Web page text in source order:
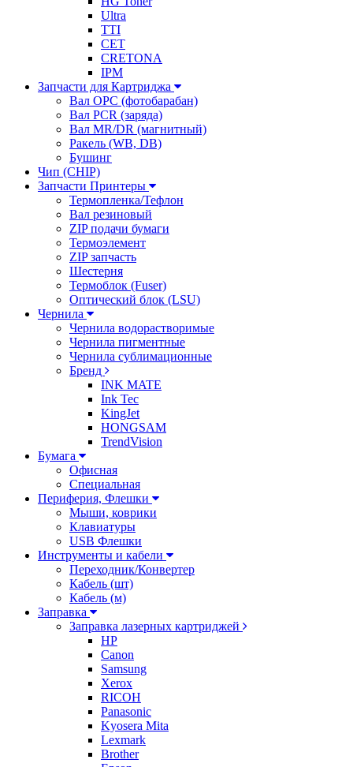
Ultra
TTI
CET
CRETONA
IPM
Запчасти для Картриджа
Вал OPC (фотобарабан)
Вал PCR (заряда)
Вал MR/DR (магнитный)
Ракель (WB, DB)
Бушинг
Чип (CHIP)
Запчасти Принтеры
Термопленка/Тефлон
Вал резиновый
ZIP подачи бумаги
Термоэлемент
ZIP запчасть
Шестерня
Термоблок (Fuser)
Оптический блок (LSU)
Чернила
Чернила водорастворимые
Чернила пигментные
Чернила сублимационные
Бренд
INK MATE
Ink Tec
KingJet
HONGSAM
TrendVision
Бумага
Офисная
Специальная
Периферия, Флешки
Мыши, коврики
Клавиатуры
USB Флешки
Инструменты и кабели
Переходник/Конвертер
Кабель (шт)
Кабель (м)
Заправка
Заправка лазерных картриджей
HP
Canon
Samsung
Xerox
RICOH
Panasonic
Kyosera Mita
Lexmark
Brother